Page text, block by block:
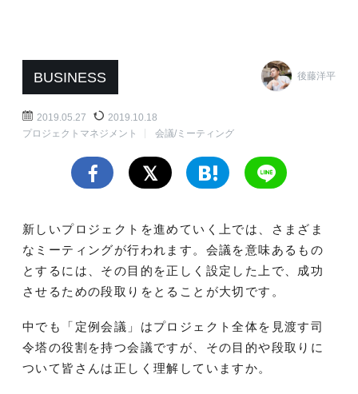
BUSINESS 後藤洋平
2019.05.27
2019.10.18
プロジェクトマネジメント
会議/ミーティング
新しいプロジェクトを進めていく上では、さまざま
なミーティングが行われます。会議を意味あるもの
とするには、その目的を正しく設定した上で、成功
させるための段取りをとることが大切です。
中でも「定例会議」はプロジェクト全体を見渡す司
令塔の役割を持つ会議ですが、その目的や段取りに
ついて皆さんは正しく理解していますか。